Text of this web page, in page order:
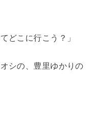
どこに行こう？」
シの、豊里ゆかりの